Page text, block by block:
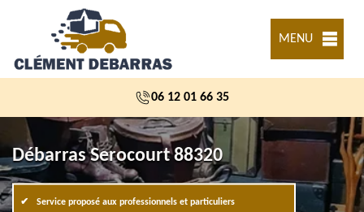
MENU
06 12 01 66 35
Débarras Serocourt 88320
Service proposé aux professionnels et particuliers